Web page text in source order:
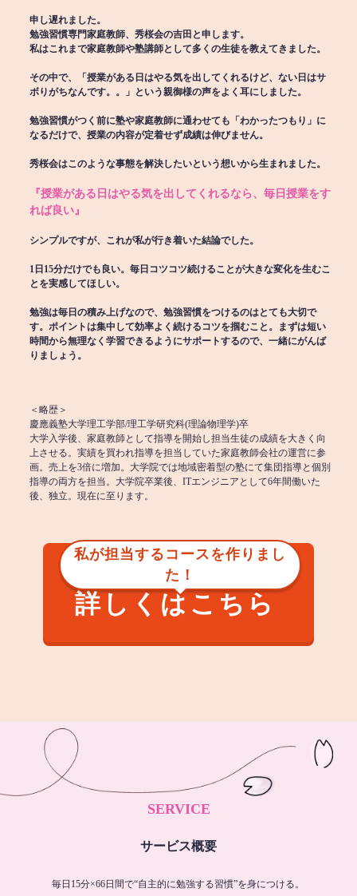
申し遅れました。
勉強習慣専門家庭教師、秀桜会の吉田と申します。
私はこれまで家庭教師や塾講師として多くの生徒を教えてきました。
その中で、「授業がある日はやる気を出してくれるけど、ない日はサ
ボりがちなんです。。」という親御様の声をよく耳にしました。
勉強習慣がつく前に塾や家庭教師に通わせても「わかったつもり」に
なるだけで、授業の内容が定着せず成績は伸びません。
秀桜会はこのような事態を解決したいという想いから生まれました。
『授業がある日はやる気を出してくれるなら、毎日授業をす
れば良い』
シンプルですが、これが私が行き着いた結論でした。
1日15分だけでも良い。毎日コツコツ続けることが大きな変化を生むこ
とを実感してほしい。
勉強は毎日の積み上げなので、勉強習慣をつけるのはとても大切で
す。ポイントは集中して効率よく続けるコツを掴むこと。まずは短い
時間から無理なく学習できるようにサポートするので、一緒にがんば
りましょう。
＜略歴＞
慶應義塾大学理工学部/理工学研究科(理論物理学)卒
大学入学後、家庭教師として指導を開始し担当生徒の成績を大きく向
上させる。実績を買われ指導を担当していた家庭教師会社の運営に参
画。売上を3倍に増加。大学院では地域密着型の塾にて集団指導と個別
指導の両方を担当。大学院卒業後、ITエンジニアとして6年間働いた
後、独立。現在に至ります。
私が担当するコースを作りまし
た！
詳しくはこちら
SERVICE
サービス概要
毎日15分×66日間で“自主的に勉強する習慣”を身につける。